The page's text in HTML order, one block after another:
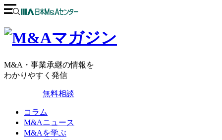
M&A・事業承継の情報を
わかりやすく発信
無料相談
コラム
M&Aニュース
M&Aを学ぶ